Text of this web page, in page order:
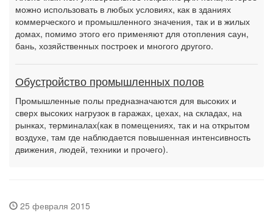
можно использовать в любых условиях, как в зданиях
коммерческого и промышленного значения, так и в жилых
домах, помимо этого его применяют для отопления саун,
бань, хозяйственных построек и многого другого.
Обустройство промышленных полов
Промышленные полы предназначаются для высоких и
сверх высоких нагрузок в гаражах, цехах, на складах, на
рынках, терминалах(как в помещениях, так и на открытом
воздухе, там где наблюдается повышенная интенсивность
движения, людей, техники и прочего).
25 февраля 2015